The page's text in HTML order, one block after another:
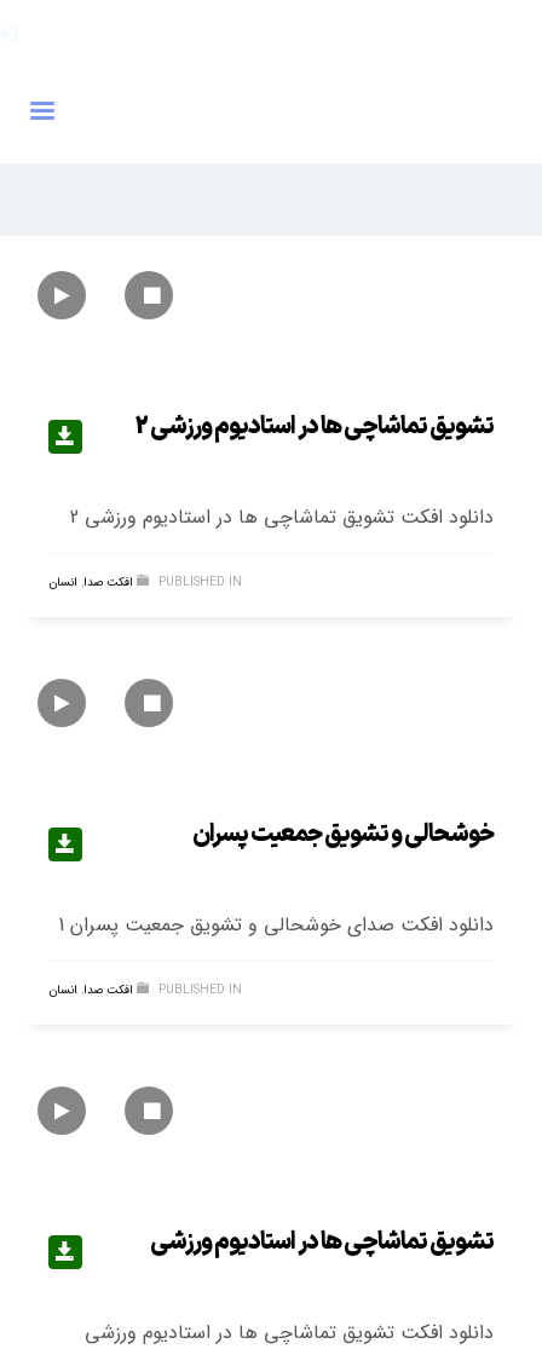
تشویق تماشاچی ها در استادیوم ورزشی 2
دانلود افکت تشویق تماشاچی ها در استادیوم ورزشی 2
PUBLISHED IN افکت صدا, انسان
خوشحالی و تشویق جمعیت پسران
دانلود افکت صدای خوشحالی و تشویق جمعیت پسران 1
PUBLISHED IN افکت صدا, انسان
تشویق تماشاچی ها در استادیوم ورزشی
دانلود افکت تشویق تماشاچی ها در استادیوم ورزشی